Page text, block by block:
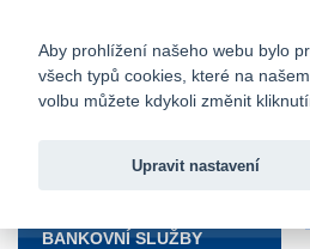
Fio banka
BANKOVNÍ SLUŽBY
Aby prohlížení našeho webu bylo
všech typů cookies, které na
volbu můžete kdykoli změnit
Upravit nastavení